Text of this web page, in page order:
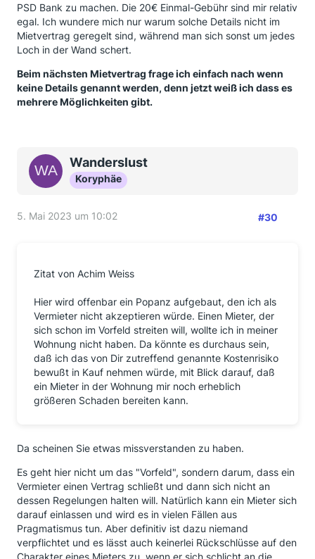
PSD Bank zu machen. Die 20€ Einmal-Gebühr sind mir relativ
egal. Ich wundere mich nur warum solche Details nicht im
Mietvertrag geregelt sind, während man sich sonst um jedes
Loch in der Wand schert.
Beim nächsten Mietvertrag frage ich einfach nach wenn
keine Details genannt werden, denn jetzt weiß ich dass es
mehrere Möglichkeiten gibt.
Wanderslust
Koryphäe
5. Mai 2023 um 10:02 #30
Zitat von Achim Weiss
Hier wird offenbar ein Popanz aufgebaut, den ich als
Vermieter nicht akzeptieren würde. Einen Mieter, der
sich schon im Vorfeld streiten will, wollte ich in meiner
Wohnung nicht haben. Da könnte es durchaus sein,
daß ich das von Dir zutreffend genannte Kostenrisiko
bewußt in Kauf nehmen würde, mit Blick darauf, daß
ein Mieter in der Wohnung mir noch erheblich
größeren Schaden bereiten kann.
Da scheinen Sie etwas missverstanden zu haben.
Es geht hier nicht um das "Vorfeld", sondern darum, dass ein
Vermieter einen Vertrag schließt und dann sich nicht an
dessen Regelungen halten will. Natürlich kann ein Mieter sich
darauf einlassen und wird es in vielen Fällen aus
Pragmatismus tun. Aber definitiv ist dazu niemand
verpflichtet und es lässt auch keinerlei Rückschlüsse auf den
Charakter eines Mieters zu, wenn er sich schlicht an die